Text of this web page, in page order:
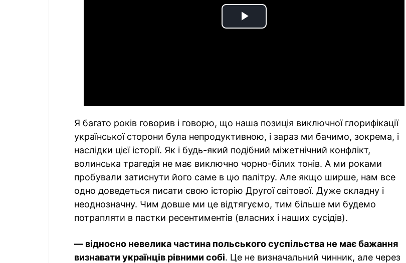
Play
Я багато років говорив і говорю, що наша позиція виключної глорифікації
української сторони була непродуктивною, і зараз ми бачимо, зокрема, і
наслідки цієї історії. Як і будь-який подібний міжетнічний конфлікт,
волинська трагедія не має виключно чорно-білих тонів. А ми роками
пробували затиснути його саме в цю палітру. Але якщо ширше, нам все
одно доведеться писати свою історію Другої світової. Дуже складну і
неоднозначну. Чим довше ми це відтягуємо, тим більше ми будемо
потрапляти в пастки ресентиментів (власних і наших сусідів).
— відносно невелика частина польського суспільства не має бажання
визнавати українців рівними собі. Це не визначальний чинник, але через